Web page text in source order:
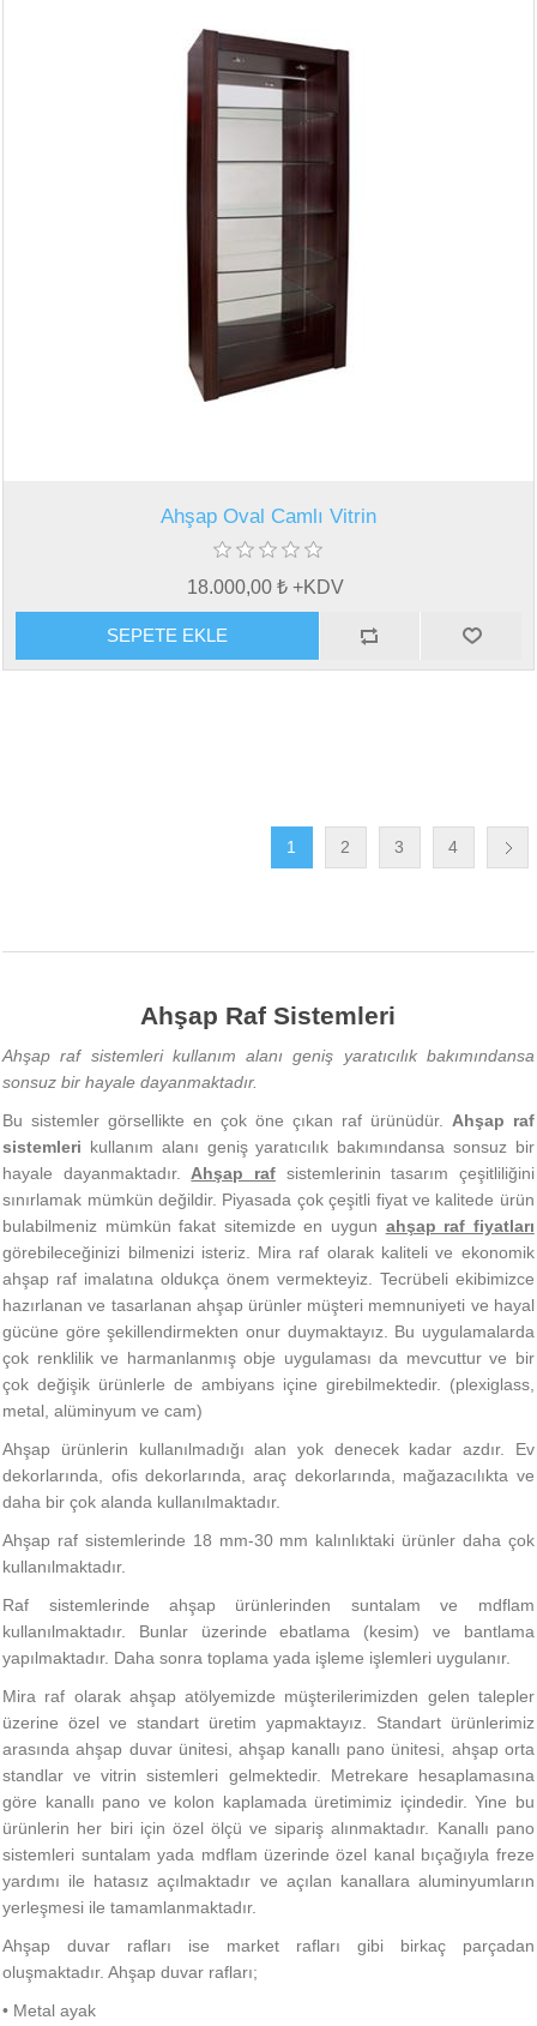
Ahşap Oval Camlı Vitrin
18.000,00 ₺ +KDV
1 2 3 4
Ahşap Raf Sistemleri
Ahşap raf sistemleri kullanım alanı geniş yaratıcılık bakımındansa
sonsuz bir hayale dayanmaktadır.
Bu sistemler görsellikte en çok öne çıkan raf ürünüdür. Ahşap raf
sistemleri kullanım alanı geniş yaratıcılık bakımındansa sonsuz bir
hayale dayanmaktadır. Ahşap raf sistemlerinin tasarım çeşitliliğini
sınırlamak mümkün değildir. Piyasada çok çeşitli fiyat ve kalitede ürün
bulabilmeniz mümkün fakat sitemizde en uygun ahşap raf fiyatları
görebileceğinizi bilmenizi isteriz. Mira raf olarak kaliteli ve ekonomik
ahşap raf imalatına oldukça önem vermekteyiz. Tecrübeli ekibimizce
hazırlanan ve tasarlanan ahşap ürünler müşteri memnuniyeti ve hayal
gücüne göre şekillendirmekten onur duymaktayız. Bu uygulamalarda
çok renklilik ve harmanlanmış obje uygulaması da mevcuttur ve bir
çok değişik ürünlerle de ambiyans içine girebilmektedir. (plexiglass,
metal, alüminyum ve cam)
Ahşap ürünlerin kullanılmadığı alan yok denecek kadar azdır. Ev
dekorlarında, ofis dekorlarında, araç dekorlarında, mağazacılıkta ve
daha bir çok alanda kullanılmaktadır.
Ahşap raf sistemlerinde 18 mm-30 mm kalınlıktaki ürünler daha çok
kullanılmaktadır.
Raf sistemlerinde ahşap ürünlerinden suntalam ve mdflam
kullanılmaktadır. Bunlar üzerinde ebatlama (kesim) ve bantlama
yapılmaktadır. Daha sonra toplama yada işleme işlemleri uygulanır.
Mira raf olarak ahşap atölyemizde müşterilerimizden gelen talepler
üzerine özel ve standart üretim yapmaktayız. Standart ürünlerimiz
arasında ahşap duvar ünitesi, ahşap kanallı pano ünitesi, ahşap orta
standlar ve vitrin sistemleri gelmektedir. Metrekare hesaplamasına
göre kanallı pano ve kolon kaplamada üretimimiz içindedir. Yine bu
ürünlerin her biri için özel ölçü ve sipariş alınmaktadır. Kanallı pano
sistemleri suntalam yada mdflam üzerinde özel kanal bıçağıyla freze
yardımı ile hatasız açılmaktadır ve açılan kanallara aluminyumların
yerleşmesi ile tamamlanmaktadır.
Ahşap duvar rafları ise market rafları gibi birkaç parçadan
oluşmaktadır. Ahşap duvar rafları;
• Metal ayak